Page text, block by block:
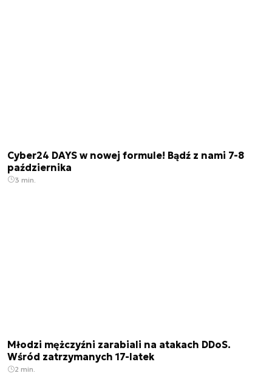
Cyber24 DAYS w nowej formule! Bądź z nami 7-8
października
3 min.
Młodzi mężczyźni zarabiali na atakach DDoS.
Wśród zatrzymanych 17-latek
2 min.